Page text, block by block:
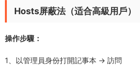
Hosts屏蔽法（适合高級用戶）​​
操作步驟：
1、以管理員身份打開記事本 → 訪問